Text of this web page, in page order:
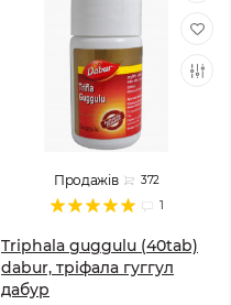
1
Продажів 372
Triphala guggulu (40tab)
dabur, тріфала гуггул
дабур